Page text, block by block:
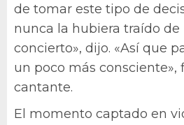
de tomar este tipo de
nunca la hubiera traído de
concierto», dijo. «Así que
un poco más consciente»,
cantante.
El momento captado en